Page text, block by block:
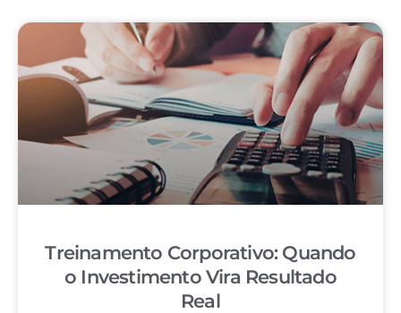
Treinamento Corporativo: Quando
o Investimento Vira Resultado
Real